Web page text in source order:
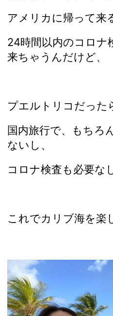
アメリカに帰って来
24時間以内のコロナ
来ちゃうんだけど、
プエルトリコだった
国内旅行で、もちろ
ないし、
コロナ検査も必要な
これでカリブ海を楽